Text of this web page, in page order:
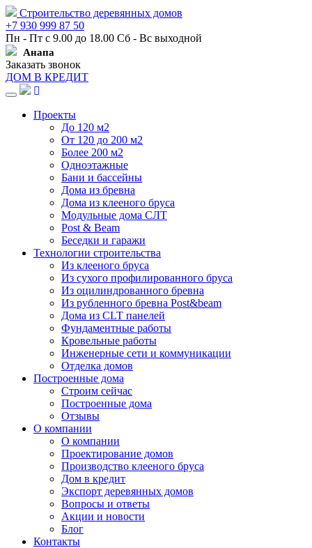
Строительство деревянных домов
+7 930 999 87 50
Пн - Пт с 9.00 до 18.00 Сб - Вс выходной
Анапа
Заказать звонок
ДОМ В КРЕДИТ
Навигация
Проекты
До 120 м2
От 120 до 200 м2
Более 200 м2
Одноэтажные
Бани и бассейны
Дома из бревна
Дома из клееного бруса
Модульные дома СЛТ
Post & Beam
Беседки и гаражи
Технологии строительства
Из клееного бруса
Из сухого профилированного бруса
Из оцилиндрованного бревна
Из рубленного бревна Post&beam
Дома из CLT панелей
Фундаментные работы
Кровельные работы
Инженерные сети и коммуникации
Отделка домов
Построенные дома
Строим сейчас
Построенные дома
Отзывы
О компании
О компании
Проектирование домов
Производство клееного бруса
Дом в кредит
Экспорт деревянных домов
Вопросы и ответы
Акции и новости
Блог
Контакты